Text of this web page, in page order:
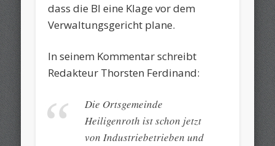
dass die BI eine Klage vor dem
Verwaltungsgericht plane.
In seinem Kommentar schreibt
Redakteur Thorsten Ferdinand:
Die Ortsgemeinde
Heiligenroth ist schon jetzt
von Industriebetrieben und